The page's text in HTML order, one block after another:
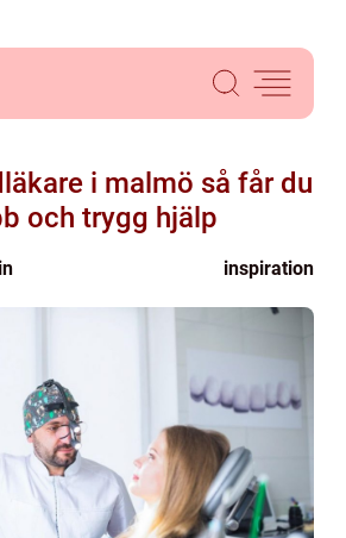
i malmö så får du
och trygg hjälp
inspiration